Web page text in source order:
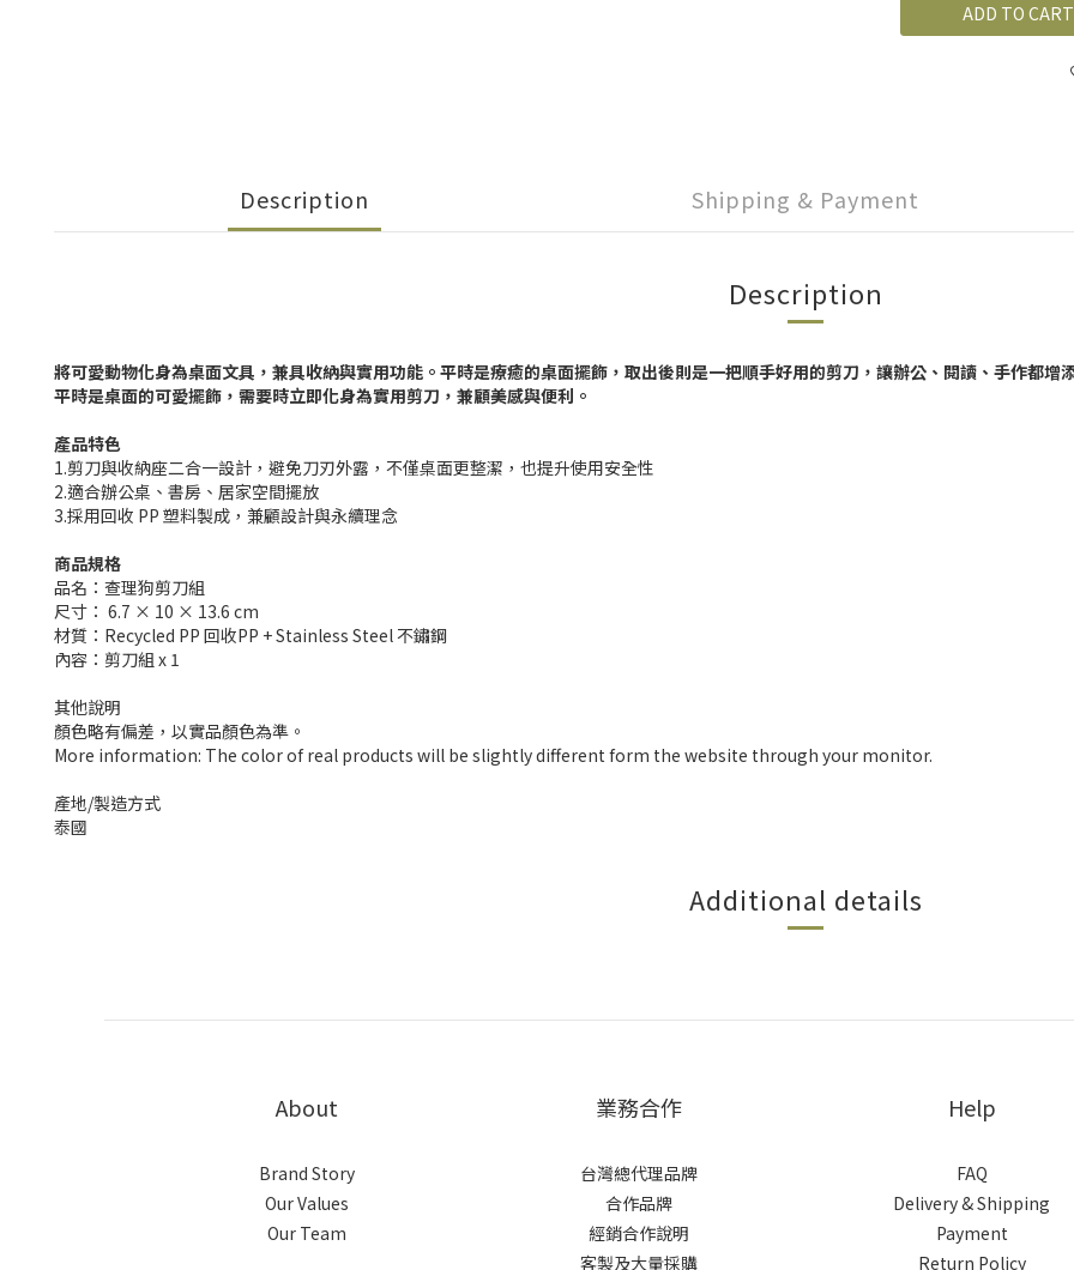
ADD TO CART
Description Shipping & Payment
Description
將可愛動物化身為桌面文具，兼具收納與實用功能。平時是療癒的桌面擺飾，取出後則是一把順手好用的剪刀，讓辦公、閱讀、手作都增
平時是桌面的可愛擺飾，需要時立即化身為實用剪刀，兼顧美感與便利。
產品特色
1.剪刀與收納座二合一設計，避免刀刃外露，不僅桌面更整潔，也提升使用安全性
2.適合辦公桌、書房、居家空間擺放
3.採用回收 PP 塑料製成，兼顧設計與永續理念
商品規格
品名：查理狗剪刀組
尺寸： 6.7 × 10 × 13.6 cm
材質：Recycled PP 回收PP + Stainless Steel 不鏽鋼
內容：剪刀組 x 1
其他說明
顏色略有偏差，以實品顏色為準。
More information: The color of real products will be slightly different form the website through your monitor.
產地/製造方式
泰國
Additional details
About
Brand Story
Our Values
Our Team
業務合作
台灣總代理品牌
合作品牌
經銷合作說明
客製及大量採購
Help
FAQ
Delivery & Shipping
Payment
Return Policy